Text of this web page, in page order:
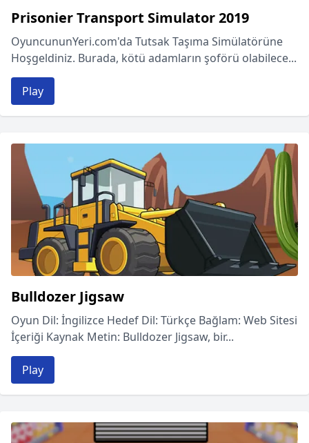
Prisonier Transport Simulator 2019
OyuncununYeri.com'da Tutsak Taşıma Simülatörüne
Hoşgeldiniz. Burada, kötü adamların şoförü olabilece...
Play
Bulldozer Jigsaw
Oyun Dil: İngilizce Hedef Dil: Türkçe Bağlam: Web Sitesi
İçeriği Kaynak Metin: Bulldozer Jigsaw, bir...
Play